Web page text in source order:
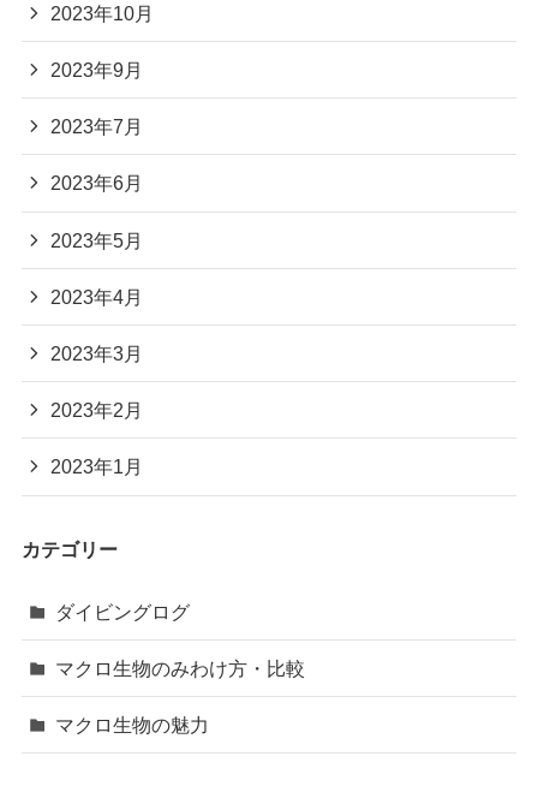
2023年10月
2023年9月
2023年7月
2023年6月
2023年5月
2023年4月
2023年3月
2023年2月
2023年1月
カテゴリー
ダイビングログ
マクロ生物のみわけ方・比較
マクロ生物の魅力